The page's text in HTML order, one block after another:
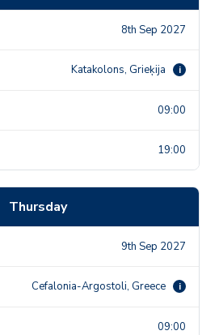
8th Sep 2027
Katakolons, Grieķija i
09:00
19:00
Thursday
9th Sep 2027
Cefalonia-Argostoli, Greece i
09:00